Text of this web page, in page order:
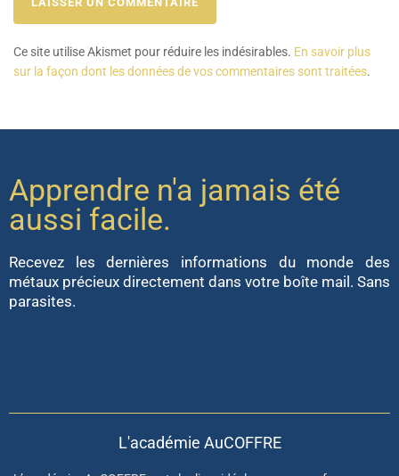
Ce site utilise Akismet pour réduire les indésirables. En savoir plus
sur la façon dont les données de vos commentaires sont traitées.
Apprendre n'a jamais été
aussi facile.
Recevez les dernières informations du monde des
métaux précieux directement dans votre boîte mail. Sans
parasites.
L'académie AuCOFFRE